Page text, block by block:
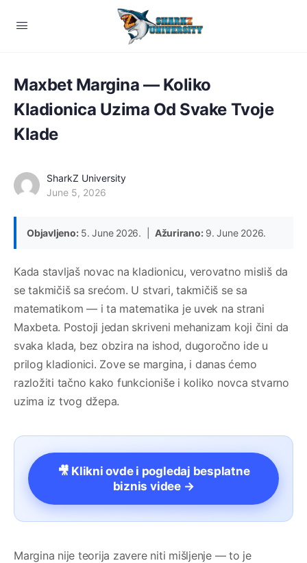
Maxbet Margina — Koliko
Kladionica Uzima Od Svake Tvoje
Klade
SharkZ University
June 5, 2026
Objavljeno:5. June 2026. | Ažurirano:9. June 2026.
Kada stavljaš novac na kladionicu, verovatno misliš da
se takmičiš sa srećom. U stvari, takmičiš se sa
matematikom — i ta matematika je uvek na strani
Maxbeta. Postoji jedan skriveni mehanizam koji čini da
svaka klada, bez obzira na ishod, dugoročno ide u
prilog kladionici. Zove se margina, i danas ćemo
razložiti tačno kako funkcioniše i koliko novca stvarno
uzima iz tvog džepa.
🎥 Klikni ovde i pogledaj besplatne
biznis videe →
Margina nije teorija zavere niti mišljenje — to je